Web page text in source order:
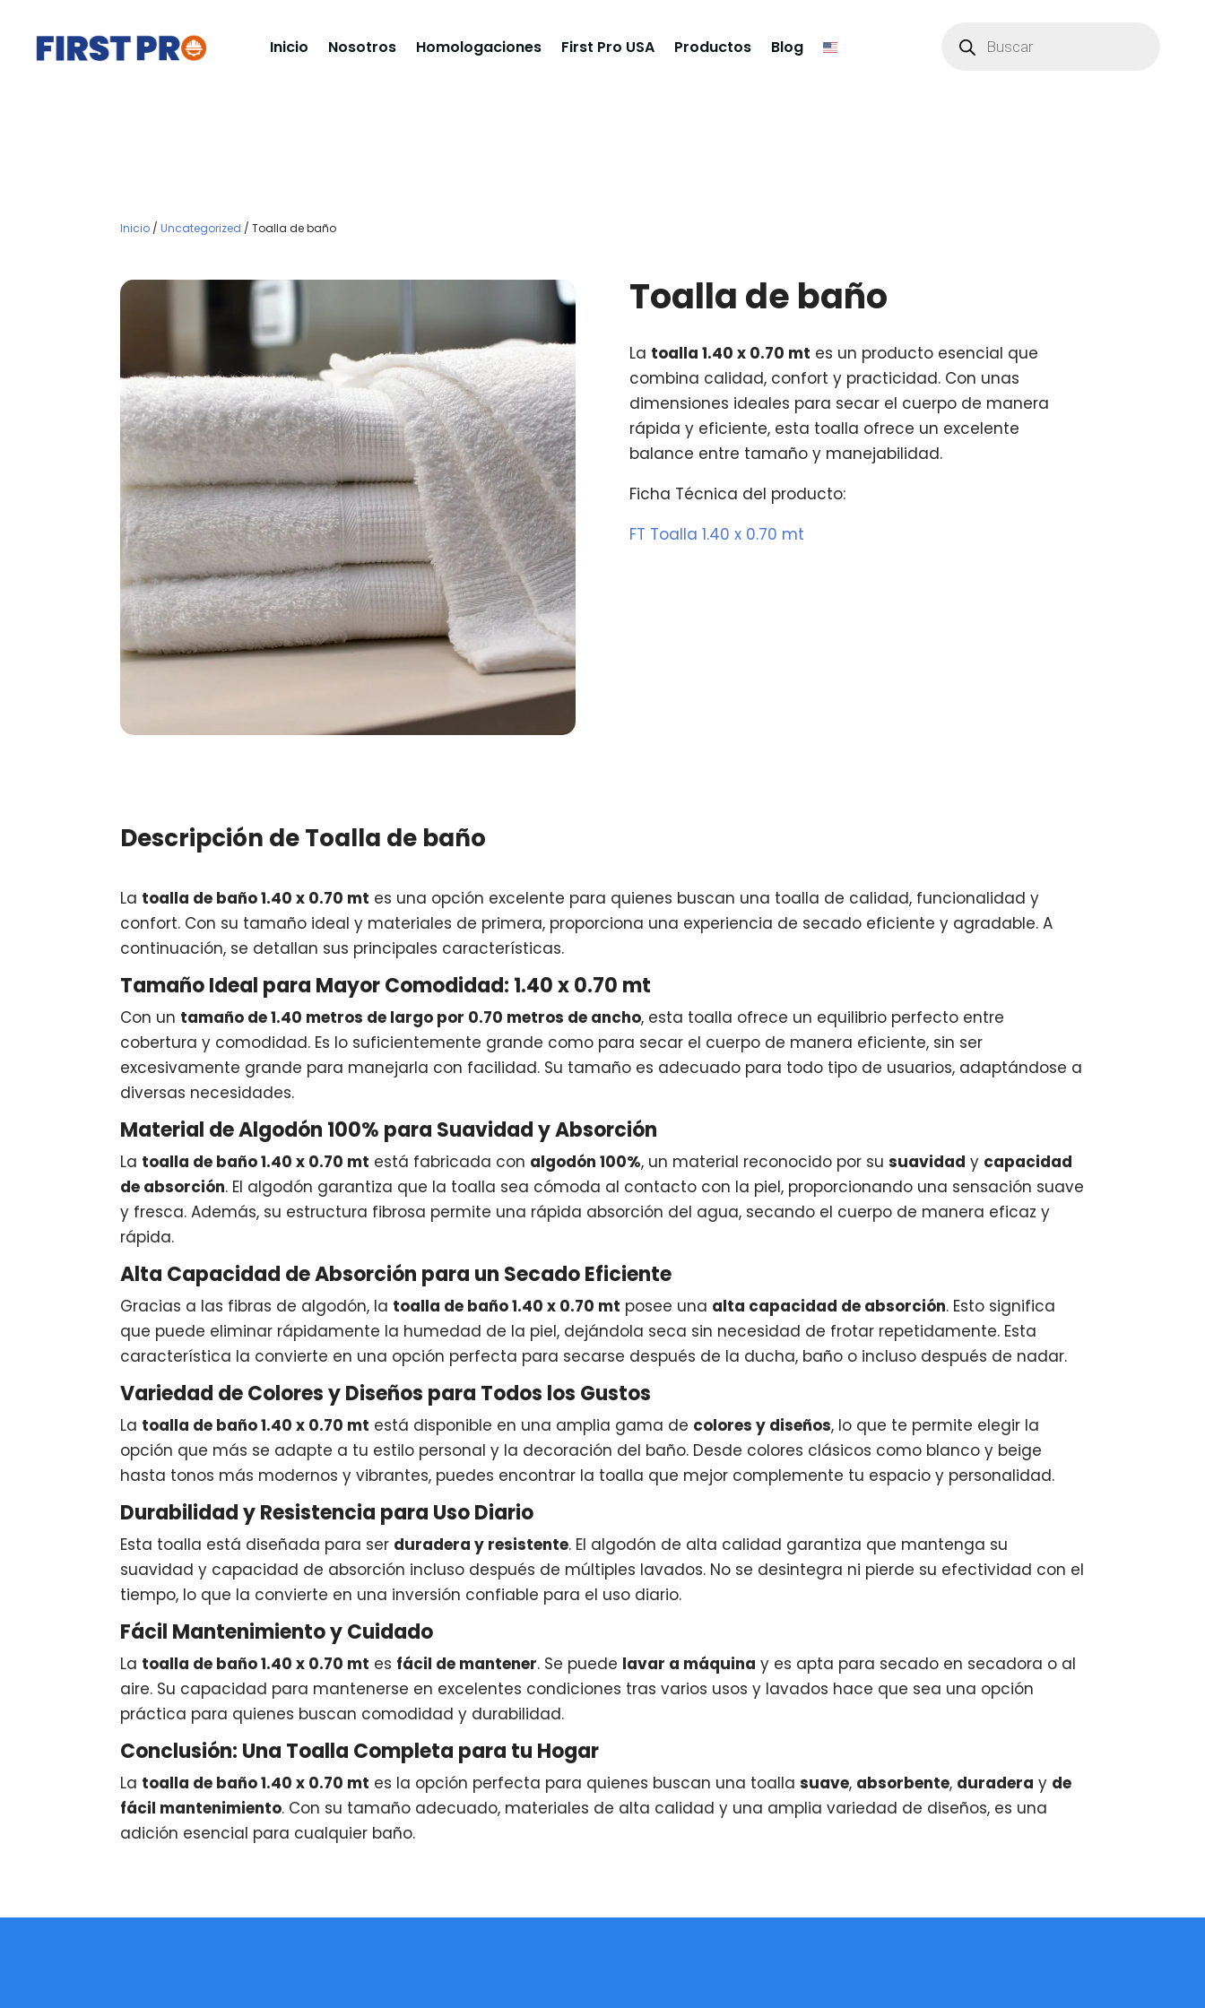
Inicio Nosotros Homologaciones First Pro USA Productos Blog de
productos
Inicio /Uncategorized / Toalla de baño
Toalla de baño
La toalla 1.40 x 0.70 mt es un producto esencial que
combina calidad, confort y practicidad. Con unas
dimensiones ideales para secar el cuerpo de manera
rápida y eficiente, esta toalla ofrece un excelente
balance entre tamaño y manejabilidad.
Ficha Técnica del producto:
FT Toalla 1.40 x 0.70 mt
Descripción de Toalla de baño
La toalla de baño 1.40 x 0.70 mt es una opción excelente para quienes buscan una toalla de calidad, funcionalidad y
confort. Con su tamaño ideal y materiales de primera, proporciona una experiencia de secado eficiente y agradable. A
continuación, se detallan sus principales características.
Tamaño Ideal para Mayor Comodidad: 1.40 x 0.70 mt
Con un tamaño de 1.40 metros de largo por 0.70 metros de ancho, esta toalla ofrece un equilibrio perfecto entre
cobertura y comodidad. Es lo suficientemente grande como para secar el cuerpo de manera eficiente, sin ser
excesivamente grande para manejarla con facilidad. Su tamaño es adecuado para todo tipo de usuarios, adaptándose a
diversas necesidades.
Material de Algodón 100% para Suavidad y Absorción
La toalla de baño 1.40 x 0.70 mt está fabricada con algodón 100%, un material reconocido por susuavidad y capacidad
de absorción. El algodón garantiza que la toalla sea cómoda al contacto con la piel, proporcionando una sensación suave
y fresca. Además, su estructura fibrosa permite una rápida absorción del agua, secando el cuerpo de manera eficaz y
rápida.
Alta Capacidad de Absorción para un Secado Eficiente
Gracias a las fibras de algodón, la toalla de baño 1.40 x 0.70 mt posee una alta capacidad de absorción. Esto significa
que puede eliminar rápidamente la humedad de la piel, dejándola seca sin necesidad de frotar repetidamente. Esta
característica la convierte en una opción perfecta para secarse después de la ducha, baño o incluso después de nadar.
Variedad de Colores y Diseños para Todos los Gustos
La toalla de baño 1.40 x 0.70 mt está disponible en una amplia gama de colores y diseños, lo que te permite elegir la
opción que más se adapte a tu estilo personal y la decoración del baño. Desde colores clásicos como blanco y beige
hasta tonos más modernos y vibrantes, puedes encontrar la toalla que mejor complemente tu espacio y personalidad.
Durabilidad y Resistencia para Uso Diario
Esta toalla está diseñada para ser duradera y resistente. El algodón de alta calidad garantiza que mantenga su
suavidad y capacidad de absorción incluso después de múltiples lavados. No se desintegra ni pierde su efectividad con el
tiempo, lo que la convierte en una inversión confiable para el uso diario.
Fácil Mantenimiento y Cuidado
La toalla de baño 1.40 x 0.70 mt es fácil de mantener. Se puede lavar a máquina y es apta para secado en secadora o al
aire. Su capacidad para mantenerse en excelentes condiciones tras varios usos y lavados hace que sea una opción
práctica para quienes buscan comodidad y durabilidad.
Conclusión: Una Toalla Completa para tu Hogar
La toalla de baño 1.40 x 0.70 mt es la opción perfecta para quienes buscan una toallasuave, absorbente, duradera y de
fácil mantenimiento. Con su tamaño adecuado, materiales de alta calidad y una amplia variedad de diseños, es una
adición esencial para cualquier baño.